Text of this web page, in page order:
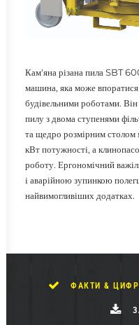
Кам'яна різана пила SBT
машина, яка може
будівельними роботами.
пилу з двома ступенями
та щедро розмірним
кВт потужності, а
роботу. Ергономічний
і аварійною зупинкою
найвимогливіших додатках.
ФАКТИ &